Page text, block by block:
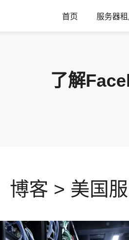
首页 服务器
了解
博客 > 美国